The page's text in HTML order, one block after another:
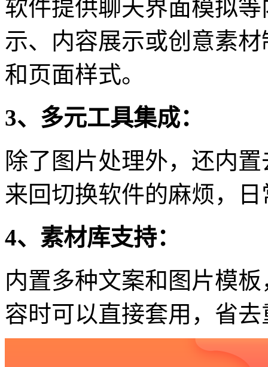
软件提供聊天界面模拟
示、内容展示或创意素
和页面样式。
3、多元工具集成：
除了图片处理外，还内
来回切换软件的麻烦，
4、素材库支持：
内置多种文案和图片模
容时可以直接套用，省